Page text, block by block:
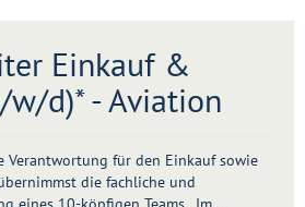
Einkauf &
d)* - Aviation
Verantwortung für den Einkauf sowie
die fachliche und